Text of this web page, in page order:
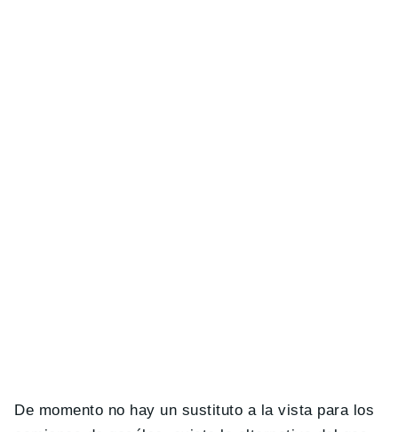
De momento no hay un sustituto a la vista para los